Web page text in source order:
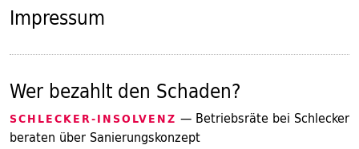
Impressum
Wer bezahlt den Schaden?
SCHLECKER-INSOLVENZ — Betriebsräte bei Schlecker
beraten über Sanierungskonzept